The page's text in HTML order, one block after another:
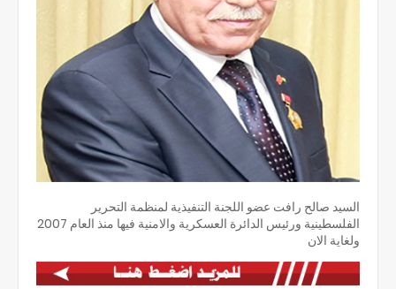
السيد صالح رافت عضو اللجنة التنفيذية لمنظمة التحرير
الفلسطينية ورئيس الدائرة العسكرية والامنية فيها منذ العام 2007
ولغاية الان